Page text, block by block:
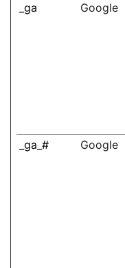
_ga Google
_ga_# Google